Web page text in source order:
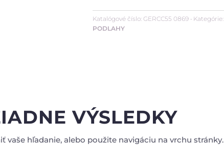
Grey
Katalógové číslo: GERCC55 0869 Kategórie:
PODLAHY
VÝSLEDKY
vaše hľadanie, alebo použite navigáciu na vrchu stránky.